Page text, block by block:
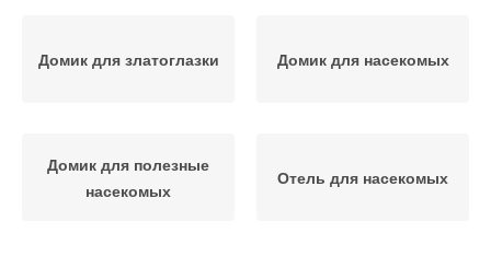
Домик для златоглазки Домик для насекомых
Домик для полезные
насекомых
Отель для насекомых